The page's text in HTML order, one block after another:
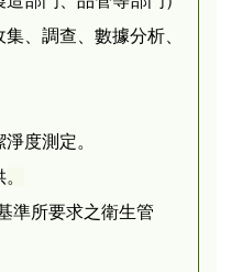
、調查、數據分析、
度測定。
。
準所要求之衛生管